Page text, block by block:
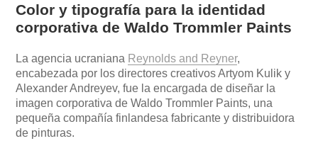
Color y tipografía para la identidad
corporativa de Waldo Trommler Paints
La agencia ucraniana Reynolds and Reyner,
encabezada por los directores creativos Artyom Kulik y
Alexander Andreyev, fue la encargada de diseñar la
imagen corporativa de Waldo Trommler Paints, una
pequeña compañía finlandesa fabricante y distribuidora
de pinturas.